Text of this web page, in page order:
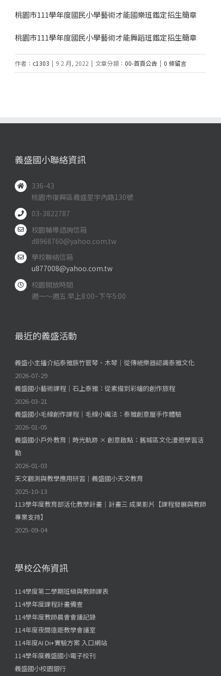
桃園市111學年度國民小學藝術才能國樂班鑑定招生簡章
桃園市111學年度國民小學藝術才能舞蹈班鑑定招生簡章
作者： c1303 | 9 2 月, 2022 | 文章分類： 00-首頁公告 | 0 條留言
義盛國小聯絡資訊
336-43
桃園市復興區義盛里宇內路130號
03-3822787
校園輔導諮詢信箱
d8968760@yahoo.com.tw
學校聯絡信箱
u877008@yahoo.com.tw
校園開放時間
週一～週五 早上8:00~下午5:00
最近的義盛活動
義盛小主播介紹泰雅族竹管琴、木琴｜從傳統樂器認識泰雅文化
2026-07-29
義盛國小藝術課程｜石上泰雅：從素描到彩繪的創作旅程
2026-03-21
義盛國小毛線創作課程｜毛線小魔法：泰雅創意屋手作體驗
2026-01-05
義盛國小戶外教育｜時光軌跡 × 創意啟點：舊城區文化漫遊學習活
動
2026-01-03
天文觀測與教學應用研習｜義盛國小天文教育
2025-10-13
113學年度教育部活化教學計畫｜計畫三 成果影片【課程發展與教師
專業支持】
2025-09-04
學校公佈資訊
114學度第二學期班級與教師課表
114學年度課程計畫備查
114學年度教師晨會會議記錄
114年度夜間遠距教學會議室
114年度AI Di+實驗方案 入口網站
114學年度義盛國小電子校刊
義盛國小校園銀行